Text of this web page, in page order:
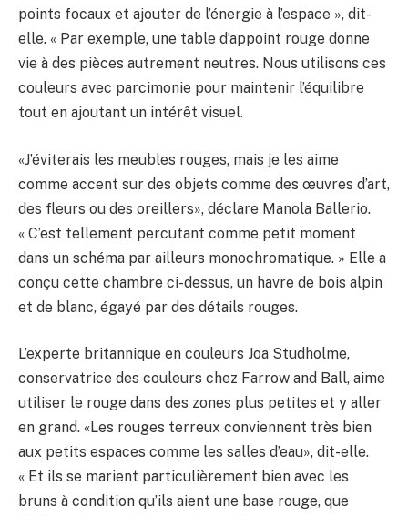
points focaux et ajouter de l’énergie à l’espace », dit-
elle. « Par exemple, une table d’appoint rouge donne
vie à des pièces autrement neutres. Nous utilisons ces
couleurs avec parcimonie pour maintenir l’équilibre
tout en ajoutant un intérêt visuel.
«J’éviterais les meubles rouges, mais je les aime
comme accent sur des objets comme des œuvres d’art,
des fleurs ou des oreillers», déclare Manola Ballerio.
« C’est tellement percutant comme petit moment
dans un schéma par ailleurs monochromatique. » Elle a
conçu cette chambre ci-dessus, un havre de bois alpin
et de blanc, égayé par des détails rouges.
L’experte britannique en couleurs Joa Studholme,
conservatrice des couleurs chez Farrow and Ball, aime
utiliser le rouge dans des zones plus petites et y aller
en grand. «Les rouges terreux conviennent très bien
aux petits espaces comme les salles d’eau», dit-elle.
« Et ils se marient particulièrement bien avec les
bruns à condition qu’ils aient une base rouge, que